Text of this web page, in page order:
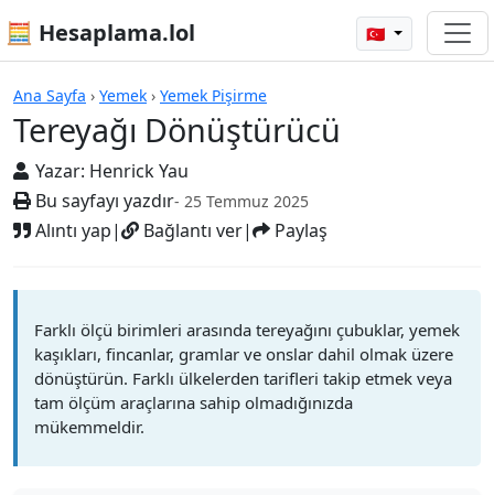
🧮 Hesaplama.lol 🇹🇷
Ana Sayfa › Yemek › Yemek Pişirme
Tereyağı Dönüştürücü
Yazar: Henrick Yau
Bu sayfayı yazdır- 25 Temmuz 2025
Alıntı yap| Bağlantı ver| Paylaş
Hesap Makineleri
Farklı ölçü birimleri arasında tereyağını çubuklar, yemek
kaşıkları, fincanlar, gramlar ve onslar dahil olmak üzere
dönüştürün. Farklı ülkelerden tarifleri takip etmek veya
tam ölçüm araçlarına sahip olmadığınızda
mükemmeldir.